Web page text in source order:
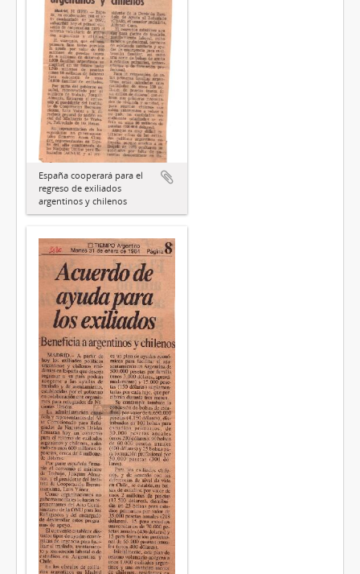
España cooperará para el
regreso de exiliados
argentinos y chilenos